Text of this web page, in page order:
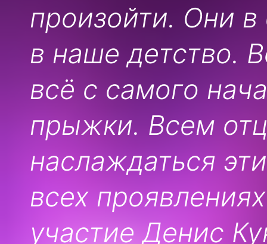
произойти. Они
в наше детство.
всё с самого
прыжки. Всем
наслаждаться
всех
участие Денис